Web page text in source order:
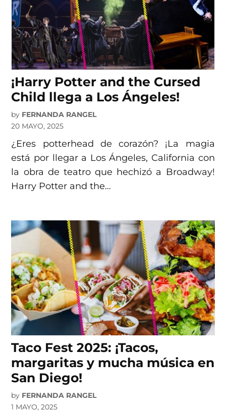
¡Harry Potter and the Cursed
Child llega a Los Ángeles!
by FERNANDA RANGEL
20 MAYO, 2025
¿Eres potterhead de corazón? ¡La magia
está por llegar a Los Ángeles, California con
la obra de teatro que hechizó a Broadway!
Harry Potter and the…
Taco Fest 2025: ¡Tacos,
margaritas y mucha música en
San Diego!
by FERNANDA RANGEL
1 MAYO, 2025